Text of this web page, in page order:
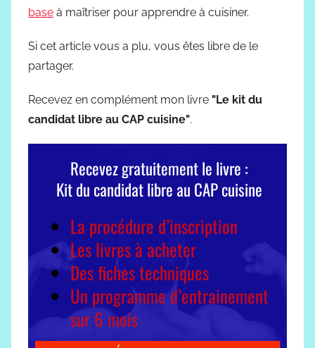
base à maîtriser pour apprendre à cuisiner.
Si cet article vous a plu, vous êtes libre de le
partager.
Recevez en complément mon livre "Le kit du
candidat libre au CAP cuisine".